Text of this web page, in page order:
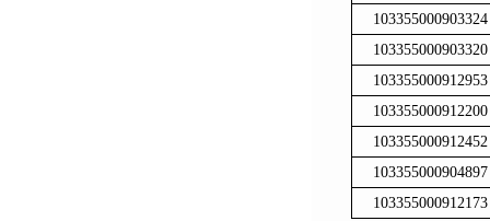
103355000903324
103355000903320
103355000912953
103355000912200
103355000912452
103355000904897
103355000912173